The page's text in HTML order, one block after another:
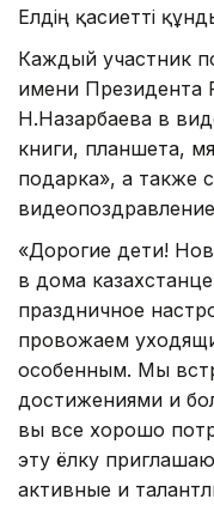
Елдің қасиетті
Каждый участник
имени Президента
Н.Назарбаева в
книги, планшета,
подарка», а также
«Дорогие дети!
в дома
праздничное
провожаем
особенным. Мы
достижениями и
вы все хорошо
эту ёлку
активные и